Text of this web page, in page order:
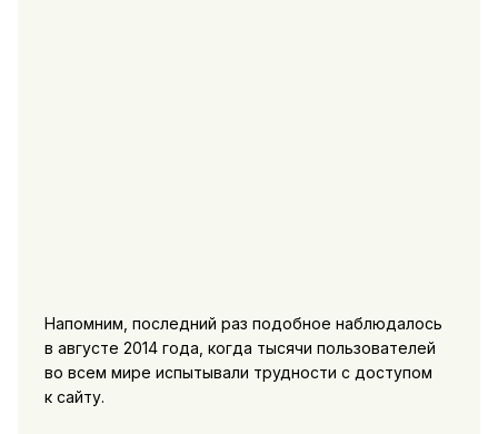
Напомним, последний раз подобное наблюдалось
в августе 2014 года, когда тысячи пользователей
во всем мире испытывали трудности с доступом
к сайту.